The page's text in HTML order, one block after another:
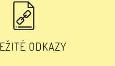
ODKAZY